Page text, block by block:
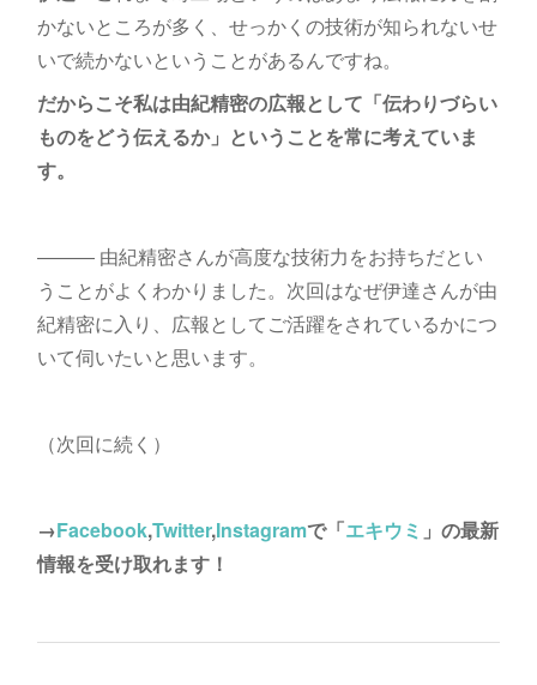
かないところが多く、せっかくの技術が知られないせ
いで続かないということがあるんですね。
だからこそ私は由紀精密の広報として「伝わりづらい
ものをどう伝えるか」ということを常に考えていま
す。
――― 由紀精密さんが高度な技術力をお持ちだとい
うことがよくわかりました。次回はなぜ伊達さんが由
紀精密に入り、広報としてご活躍をされているかにつ
いて伺いたいと思います。
（次回に続く）
→Facebook,Twitter,Instagramで「エキウミ 」の最新
情報を受け取れます！